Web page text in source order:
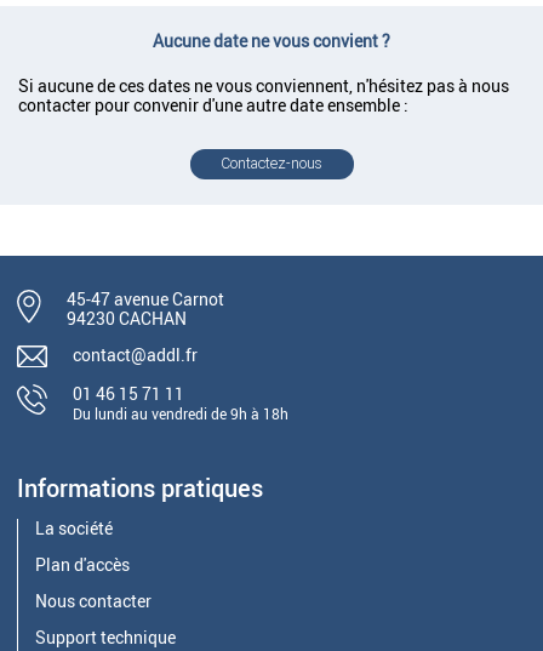
Aucune date ne vous convient ?
Si aucune de ces dates ne vous conviennent, n'hésitez pas à nous
contacter pour convenir d'une autre date ensemble :
Contactez-nous
45-47 avenue Carnot
94230 CACHAN
contact@addl.fr
01 46 15 71 11
Du lundi au vendredi de 9h à 18h
Informations pratiques
La société
Plan d'accès
Nous contacter
Support technique